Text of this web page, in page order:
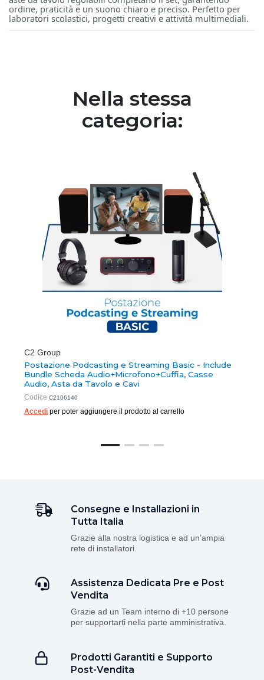
ordine, praticità e un suono chiaro e preciso. Perfetto per
laboratori scolastici, progetti creativi e attività multimediali.
Nella stessa
categoria:
C2 Group
Postazione Podcasting e Streaming Basic - Include
Bundle Scheda Audio+Microfono+Cuffia, Casse
Audio, Asta da Tavolo e Cavi
Codice C2106140
Accedi per poter aggiungere il prodotto al carrello
Consegne e Installazioni in
Tutta Italia
Grazie alla nostra logistica e ad un’ampia
rete di installatori.
Assistenza Dedicata Pre e Post
Vendita
Grazie ad un Team interno di +10 persone
per supportarti nella parte amministrativa.
Prodotti Garantiti e Supporto
Post-Vendita